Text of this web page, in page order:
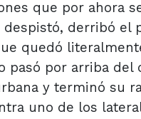
que por ahora
despistó, derribó el
quedó
pasó por arriba del
y terminó su
uno de los